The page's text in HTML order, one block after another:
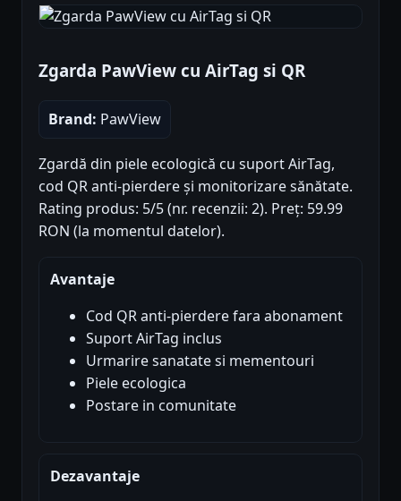
Zgarda PawView cu AirTag si QR
Brand: PawView
Zgardă din piele ecologică cu suport AirTag,
cod QR anti-pierdere și monitorizare sănătate.
Rating produs: 5/5 (nr. recenzii: 2). Preț: 59.99
RON (la momentul datelor).
Avantaje
Cod QR anti-pierdere fara abonament
Suport AirTag inclus
Urmarire sanatate si mementouri
Piele ecologica
Postare in comunitate
Dezavantaje